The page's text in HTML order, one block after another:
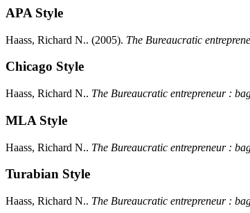
APA Style
Haass, Richard N.. (2005). The Bureaucratic
Chicago Style
Haass, Richard N.. The Bureaucratic entrepreneur :
MLA Style
Haass, Richard N.. The Bureaucratic entrepreneur :
Turabian Style
Haass, Richard N.. The Bureaucratic entrepreneur :